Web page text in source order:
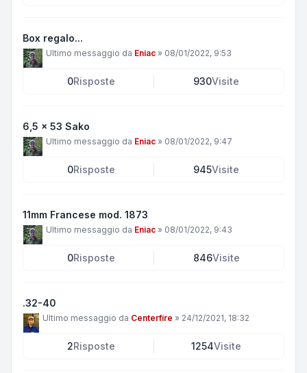
Box regalo...
Ultimo messaggio da Eniac » 08/01/2022, 9:53
0Risposte 930Visite
6,5 x 53 Sako
Ultimo messaggio da Eniac » 08/01/2022, 9:47
0Risposte 945Visite
11mm Francese mod. 1873
Ultimo messaggio da Eniac » 08/01/2022, 9:43
0Risposte 846Visite
.32-40
Ultimo messaggio da Centerfire » 24/12/2021, 18:32
2Risposte 1254Visite